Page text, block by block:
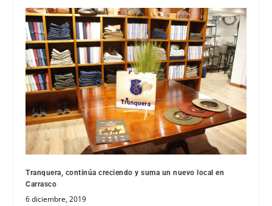
Tranquera, continúa creciendo y suma un nuevo local en
Carrasco
6 diciembre, 2019